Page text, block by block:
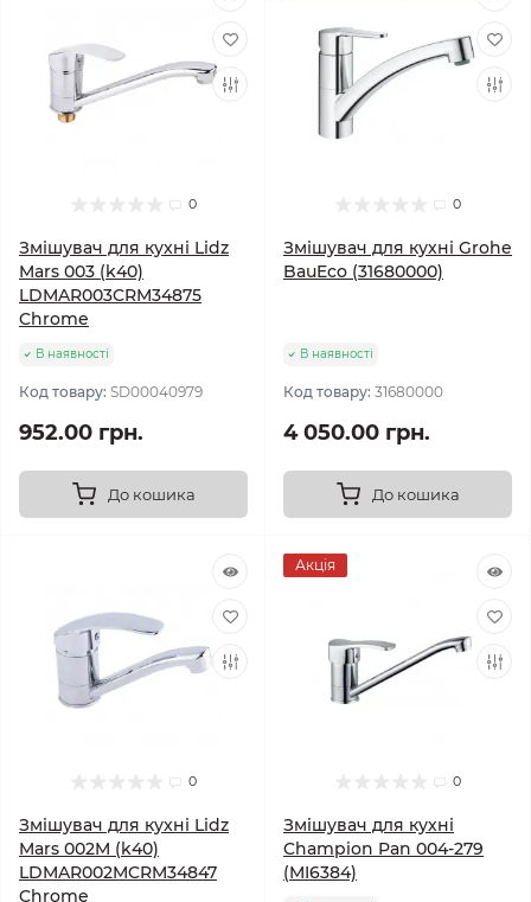
0
Змішувач для кухні Lidz
Mars 003 (k40)
LDMAR003CRM34875
Chrome
В наявності
Код товару: SD00040979
952.00 грн.
До кошика
0
Змішувач для кухні Grohe
BauEco (31680000)
В наявності
Код товару: 31680000
4 050.00 грн.
До кошика
0
Змішувач для кухні Lidz
Mars 002M (k40)
LDMAR002MCRM34847
Chrome
Акція
0
Змішувач для кухні
Champion Pan 004-279
(MI6384)